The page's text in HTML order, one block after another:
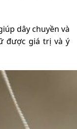
dây chuyền và
được giá trị và ý